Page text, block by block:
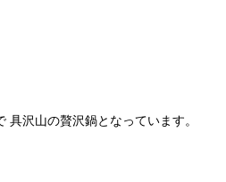
具沢山の贅沢鍋となっています。